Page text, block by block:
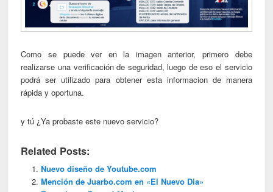
Como se puede ver en la imagen anterior, primero debe
realizarse una verificación de seguridad, luego de eso el servicio
podrá ser utilizado para obtener esta informacion de manera
rápida y oportuna.
y tú ¿Ya probaste este nuevo servicio?
Related Posts:
Nuevo diseño de Youtube.com
Mención de Juarbo.com en «El Nuevo Dia»